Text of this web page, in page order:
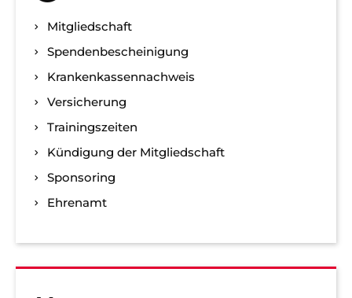
Mitgliedschaft
Spenden­bescheinigung
Kranken­kassen­nachweis
Versicherung
Trainingszeiten
Kündigung der Mitgliedschaft
Sponsoring
Ehrenamt